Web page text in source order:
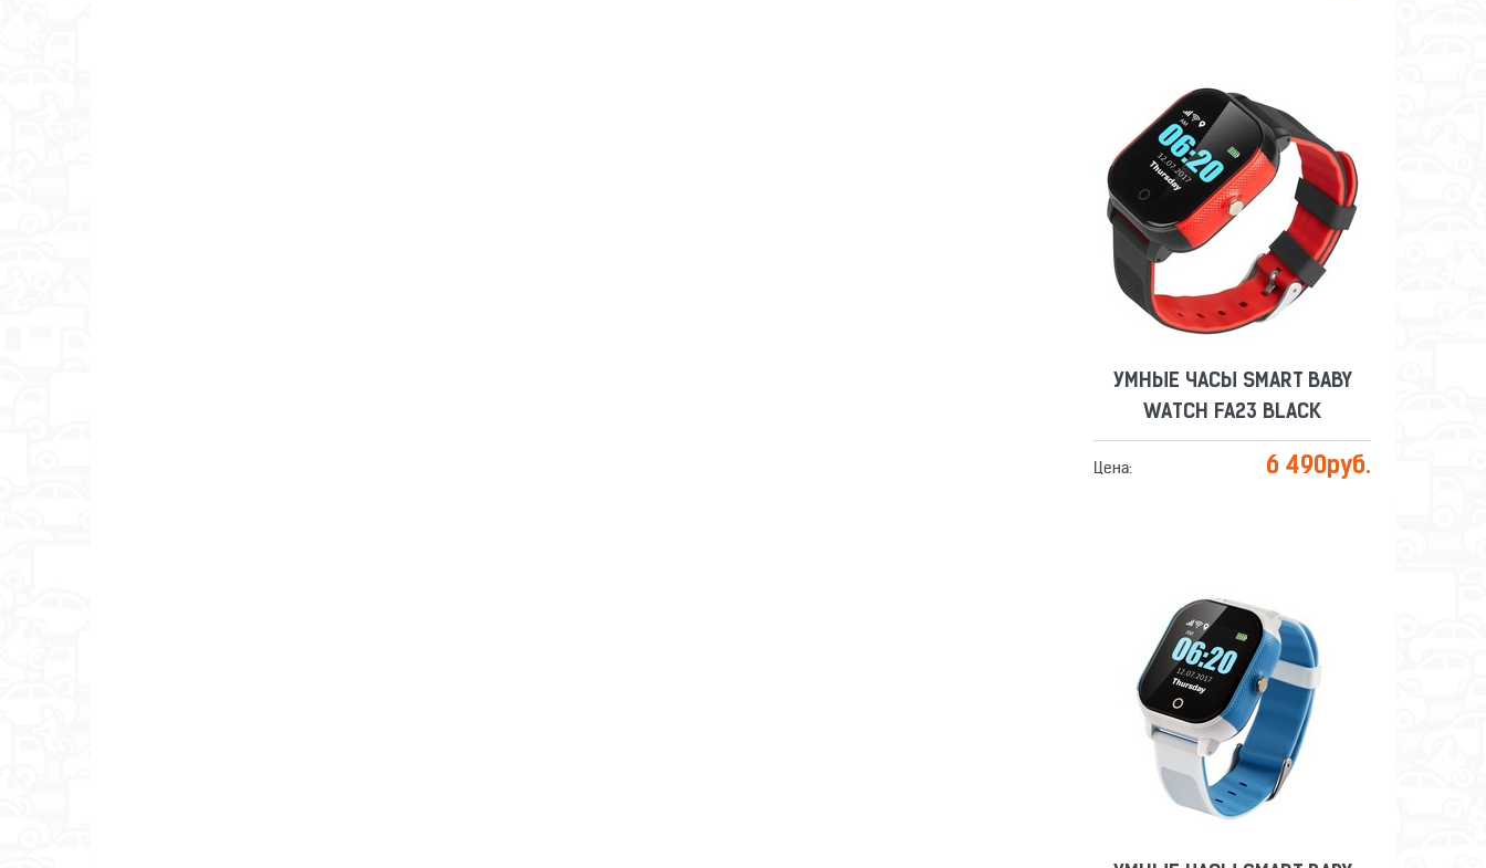
УМНЫЕ ЧАСЫ SMART BABY
WATCH FA23 BLACK
Сравнить Отложить
УМНЫЕ ЧАСЫ SMART BABY
WATCH FA23 BLACK
Цена: 6 490руб.
УМНЫЕ ЧАСЫ SMART BABY
WATCH FA23 BLUE
Сравнить Отложить